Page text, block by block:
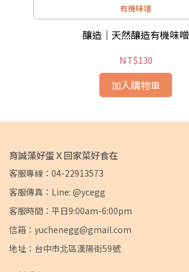
有機味增
釀造｜天然釀造有機味噌
NT$130
加入購物車
育誠藻好蛋Ｘ回家菜好食在
客服專線：04-22913573
客服傳真：Line: @ycegg
客服時間：平日9:00am-6:00pm
信箱：yuchenegg@gmail.com
地址：台中市北區漢陽街59號